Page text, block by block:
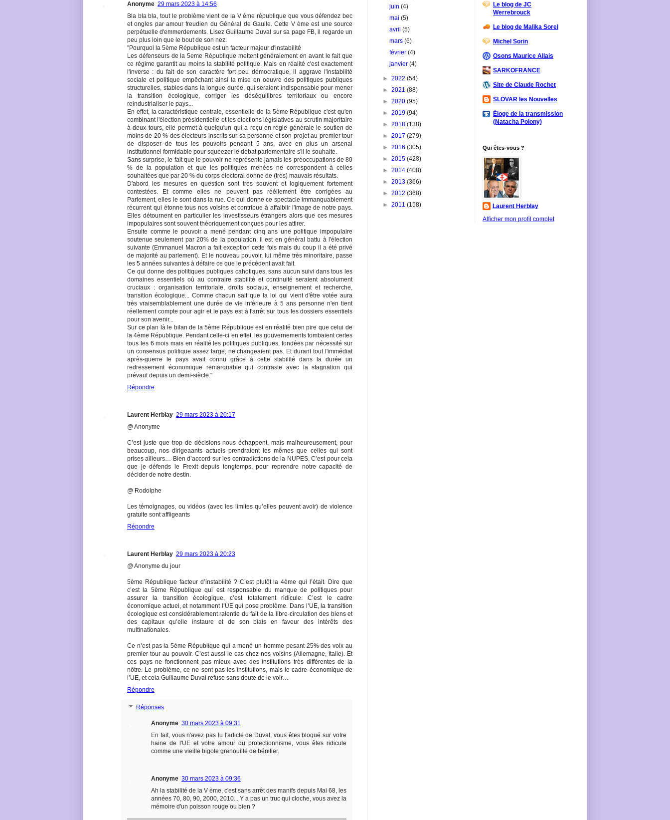
Anonyme 29 mars 2023 à 14:56
Bla bla bla, tout le problème vient de la V ème république que vous défendez bec
et ongles par amour freudien du Général de Gaulle. Cette V ème est une source
perpétuelle d'emmerdements. Lisez Guillaume Duval sur sa page FB, il regarde un
peu plus loin que le bout de son nez.
"Pourquoi la 5ème République est un facteur majeur d'instabilité
Les défenseurs de la 5eme République mettent généralement en avant le fait que
ce régime garantit au moins la stabilité politique. Mais en réalité c'est exactement
l'inverse : du fait de son caractère fort peu démocratique, il aggrave l'instabilité
sociale et politique empêchant ainsi la mise en oeuvre des politiques publiques
structurelles, stables dans la longue durée, qui seraient indispensable pour mener
la transition écologique, corriger les déséquilibres territoriaux ou encore
reindustrialiser le pays...
En effet, la caractéristique centrale, essentielle de la 5ème République c'est qu'en
combinant l'élection présidentielle et les élections législatives au scrutin majoritaire
à deux tours, elle permet à quelqu'un qui a reçu en règle générale le soutien de
moins de 20 % des électeurs inscrits sur sa personne et son projet au premier tour
de disposer de tous les pouvoirs pendant 5 ans, avec en plus un arsenal
institutionnel formidable pour squeezer le débat parlementaire s'il le souhaite.
Sans surprise, le fait que le pouvoir ne représente jamais les préoccupations de 80
% de la population et que les politiques menées ne correspondent à celles
souhaitées que par 20 % du corps électoral donne de (très) mauvais résultats.
D'abord les mesures en question sont très souvent et logiquement fortement
contestées. Et comme elles ne peuvent pas rééllement être corrigées au
Parlement, elles le sont dans la rue. Ce qui donne ce spectacle immanquablement
récurrent qui étonne tous nos voisins et contribue à affaiblir l'image de notre pays.
Elles détournent en particulier les investisseurs étrangers alors que ces mesures
impopulaires sont souvent théoriquement conçues pour les attirer.
Ensuite comme le pouvoir a mené pendant cinq ans une politique impopulaire
soutenue seulement par 20% de la population, il est en général battu à l'élection
suivante (Emmanuel Macron a fait exception cette fois mais du coup il a été privé
de majorité au parlement). Et le nouveau pouvoir, lui même très minoritaire, passe
les 5 années suivantes à défaire ce que le précédent avait fait.
Ce qui donne des politiques publiques cahotiques, sans aucun suivi dans tous les
domaines essentiels où au contraire stabilité et continuité seraient absolument
cruciaux : organisation territoriale, droits sociaux, enseignement et recherche,
transition écologique... Comme chacun sait que la loi qui vient d'être votée aura
très vraisemblablement une durée de vie inférieure à 5 ans personne n'en tient
réellement compte pour agir et le pays est à l'arrêt sur tous les dossiers essentiels
pour son avenir...
Sur ce plan là le bilan de la 5ème République est en réalité bien pire que celui de
la 4ème République. Pendant celle-ci en effet, les gouvernements tombaient certes
tous les 6 mois mais en réalité les politiques publiques, fondées par nécessité sur
un consensus politique assez large, ne changeaient pas. Et durant tout l'immédiat
après-guerre le pays avait connu grâce à cette stabilité dans la durée un
redressement économique remarquable qui contraste avec la stagnation qui
prévaut depuis un demi-siècle."
Répondre
Laurent Herblay 29 mars 2023 à 20:17
@ Anonyme
C’est juste que trop de décisions nous échappent, mais malheureusement, pour
beaucoup, nos dirigeaants actuels prendraient les mêmes que celles qui sont
prises ailleurs… Bien d’accord sur les contradictions de la NUPES. C’est pour cela
que je défends le Frexit depuis longtemps, pour reprendre notre capacité de
décider de notre destin.
@ Rodolphe
Les témoignages, ou vidéos (avec les limites qu’elles peuvent avoir) de violence
gratuite sont affligeants
Répondre
Laurent Herblay 29 mars 2023 à 20:23
@ Anonyme du jour
5ème République facteur d’instabilité ? C’est plutôt la 4ème qui l’était. Dire que
c’est la 5ème République qui est responsable du manque de politiques pour
assurer la transition écologique, c’est totalement ridicule. C’est le cadre
économique actuel, et notamment l’UE qui pose problème. Dans l’UE, la transition
écologique est considérablement ralentie du fait de la libre-circulation des biens et
des capitaux qu’elle instaure et de son biais en faveur des intérêts des
multinationales.
Ce n’est pas la 5ème République qui a mené un homme pesant 25% des voix au
premier tour au pouvoir. C’est aussi le cas chez nos voisins (Allemagne, Italie). Et
ces pays ne fonctionnent pas mieux avec des institutions très différentes de la
nôtre. Le problème, ce ne sont pas les institutions, mais le cadre économique de
l’UE, et cela Guillaume Duval refuse sans doute de le voir…
Répondre
Réponses
Anonyme 30 mars 2023 à 09:31
En fait, vous n'avez pas lu l'article de Duval, vous êtes bloqué sur votre
haine de l'UE et votre amour du protectionnisme, vous êtes ridicule
comme une vieille bigote grenouille de bénitier.
Anonyme 30 mars 2023 à 09:36
Ah la stabilité de la V ème, c'est sans arrêt des manifs depuis Mai 68, les
années 70, 80, 90, 2000, 2010... Y a pas un truc qui cloche, vous avez la
mémoire d'un poisson rouge ou bien ?
juin(4)
mai(5)
avril(5)
mars(6)
février(4)
janvier(4)
► 2022 (54)
► 2021 (88)
► 2020 (95)
► 2019 (94)
► 2018 (138)
► 2017 (279)
► 2016 (305)
► 2015 (428)
► 2014 (408)
► 2013 (366)
► 2012 (368)
► 2011 (158)
Le blog de JC
Werrebrouck
Le blog de Malika Sorel
Michel Sorin
Osons Maurice Allais
SARKOFRANCE
Site de Claude Rochet
SLOVAR les Nouvelles
Éloge de la transmission
(Natacha Polony)
Qui êtes-vous ?
Laurent Herblay
Afficher mon profil complet